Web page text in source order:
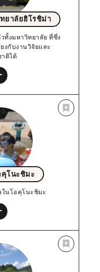
าลัยฮิโรชิม่า
งมหาวิทยาลัย ที่ซึ่ง
งกับงานวิจัยและ
าติได้
โนะชิมะ
ในโอคุโนะชิมะ